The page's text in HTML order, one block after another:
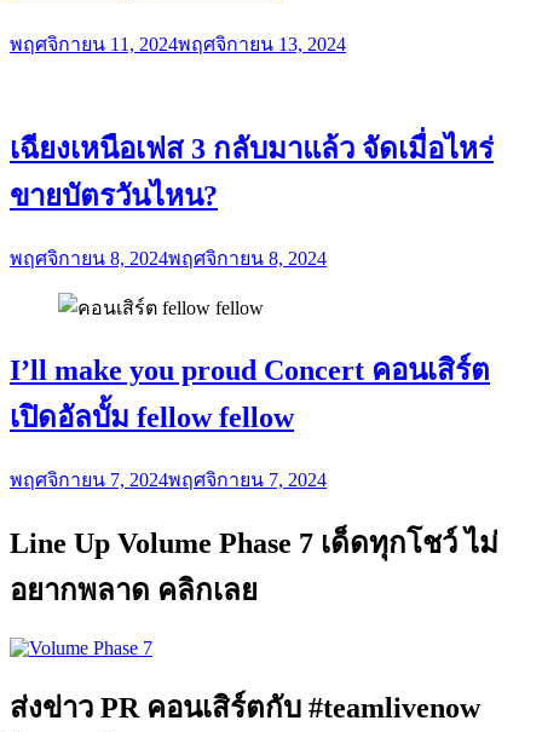
พฤศจิกายน 11, 2024พฤศจิกายน 13, 2024
เฉียงเหนือเฟส 3 กลับมาแล้ว จัดเมื่อไหร่
ขายบัตรวันไหน?
พฤศจิกายน 8, 2024พฤศจิกายน 8, 2024
I’ll make you proud Concert คอนเสิร์ต
เปิดอัลบั้ม fellow fellow
พฤศจิกายน 7, 2024พฤศจิกายน 7, 2024
Line Up Volume Phase 7 เด็ดทุกโชว์ ไม่
อยากพลาด คลิกเลย
ส่งข่าว PR คอนเสิร์ตกับ #teamlivenow